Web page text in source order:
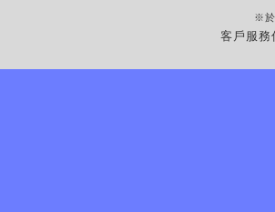
※於
客戶服務